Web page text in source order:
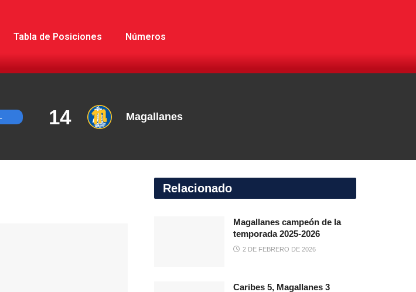
Tabla de Posiciones Números
14 Magallanes
Relacionado
Magallanes campeón de la
temporada 2025-2026
2 DE FEBRERO DE 2026
Caribes 5, Magallanes 3